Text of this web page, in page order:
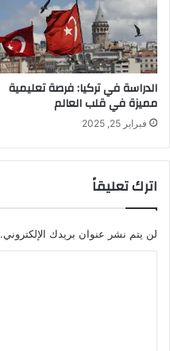
الدراسة في تركيا: فرصة تعليمية
مميزة في قلب العالم
فبراير 25, 2025
اترك تعليقاً
لن يتم نشر عنوان بريدك الإلكتروني.